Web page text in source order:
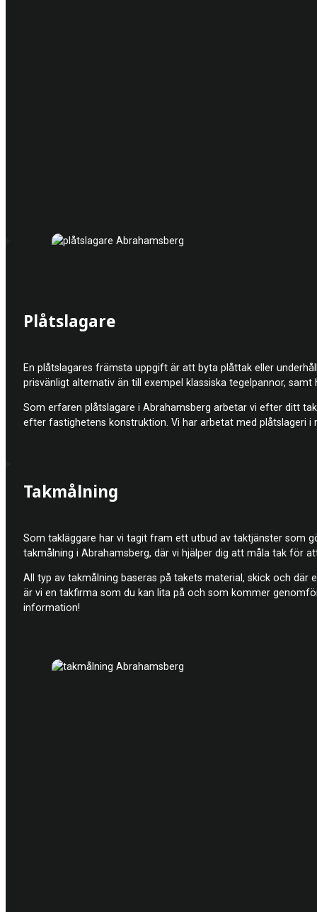
Plåtslagare
En plåtslagares främsta uppgift är att byta plåttak eller
prisvänligt alternativ än till exempel klassiska tegelpannor, samt
Som erfaren plåtslagare i Abrahamsberg arbetar vi efter ditt
efter fastighetens konstruktion. Vi har arbetat med plåtslageri
Takmålning
Som takläggare har vi tagit fram ett utbud av taktjänster som
takmålning i Abrahamsberg, där vi hjälper dig att måla tak för
All typ av takmålning baseras på takets material, skick och
är vi en takfirma som du kan lita på och som kommer
information!